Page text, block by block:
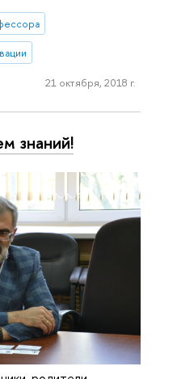
21 октября, 2018 г.
знаний!